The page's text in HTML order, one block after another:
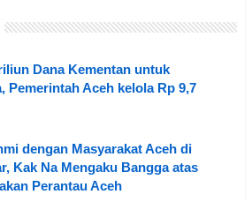
Dana Kementan untuk
Pemerintah Aceh kelola Rp 9,7
dengan Masyarakat Aceh di
Kak Na Mengaku Bangga atas
Perantau Aceh